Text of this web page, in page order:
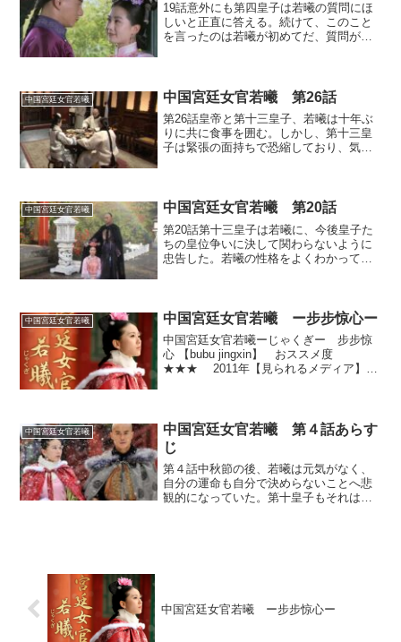
19話意外にも第四皇子は若曦の質問にほ
しいと正直に答える。続けて、このこと
を言ったのは若曦が初めてだ、質問が質
若曦の心もほぐれていき...
中国宮廷女官若曦 中国宮廷女官若曦 第26話
第26話皇帝と第十三皇子、若曦は十年ぶ
りに共に食事を囲む。しかし、第十三皇
子は緊張の面持ちで恐縮しており、気ま
労から病状はぶり返して...
中国宮廷女官若曦 中国宮廷女官若曦 第20話
第20話第十三皇子は若曦に、今後皇子た
ちの皇位争いに決して関わらないように
忠告した。若曦の性格をよくわかってい
して傍観者ではいられなく...
中国宮廷女官若曦 中国宮廷女官若曦 ー步步惊心ー
中国宮廷女官若曦ーじゃくぎー 步步惊
心 【bubu jingxin】 おススメ度
★★★ 2011年【見られるメディア】
中国宮廷女官若曦
中国宮廷女官若曦 第４話あらす
じ
第４話中秋節の後、若曦は元気がなく、
自分の運命も自分で決めらないことへ悲
観的になっていた。第十皇子もそれは同
中国宮廷女官若曦 ー步步惊心ー